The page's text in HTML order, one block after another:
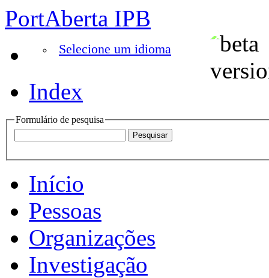
PortAberta IPB
Selecione um idioma
Index
Formulário de pesquisa
Início
Pessoas
Organizações
Investigação